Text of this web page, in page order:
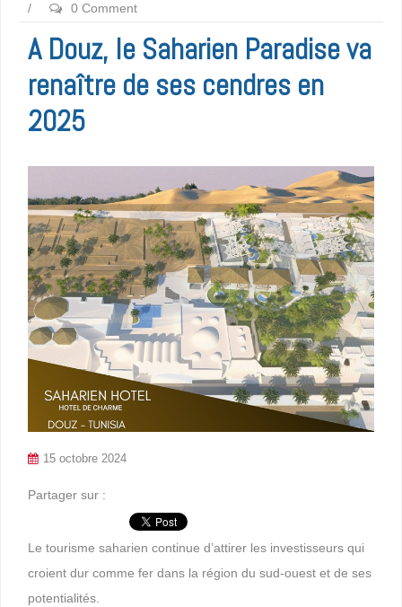
/
0 Comment
A Douz, le Saharien Paradise va
renaître de ses cendres en
2025
15 octobre 2024
Partager sur :
Le tourisme saharien continue d’attirer les investisseurs qui
croient dur comme fer dans la région du sud-ouest et de ses
potentialités.